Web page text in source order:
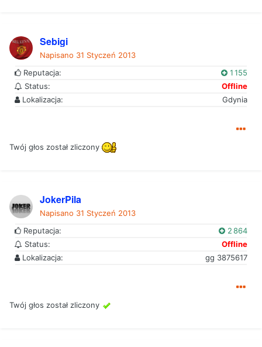
Sebigi
Napisano 31 Styczeń 2013
Reputacja:
1 155
Status:
Offline
Lokalizacja:
Gdynia
Twój głos został zliczony
JokerPila
Napisano 31 Styczeń 2013
Reputacja:
2 864
Status:
Offline
Lokalizacja:
gg 3875617
Twój głos został zliczony